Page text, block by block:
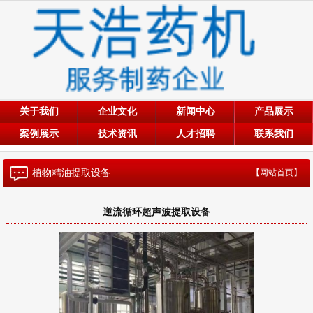
关于我们 企业文化 新闻中心 产品展示
案例展示 技术资讯 人才招聘 联系我们
植物精油提取设备 【网站首页】
逆流循环超声波提取设备